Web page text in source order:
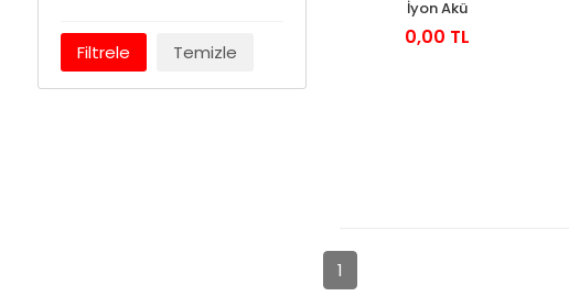
Filtrele Temizle
İyon Akü
0,00 TL
1